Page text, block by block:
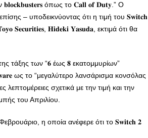
όπως το 𝐂𝐚𝐥𝐥 𝐨𝐟 𝐃𝐮𝐭𝐲.” Ο
– υποδεικνύοντας ότι η τιμή του 𝐒𝐰𝐢𝐭𝐜𝐡
𝐒𝐞𝐜𝐮𝐫𝐢𝐭𝐢𝐞𝐬, 𝐇𝐢𝐝𝐞𝐤𝐢 𝐘𝐚𝐬𝐮𝐝𝐚, εκτιμά ότι θα
τάξης των “𝟔 έως 𝟖 εκατομμυρίων”
ως το “μεγαλύτερο λανσάρισμα κονσόλας
λεπτομέρειες σχετικά με την τιμή και την
του Απριλίου.
η οποία ανέφερε ότι το 𝐒𝐰𝐢𝐭𝐜𝐡 𝟐